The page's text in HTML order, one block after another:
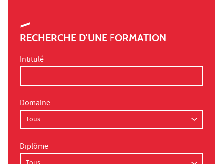
RECHERCHE D'UNE FORMATION
Intitulé
Domaine
Diplôme